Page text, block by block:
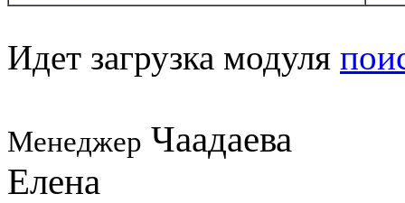
Идет загрузка модуля
Менеджер Чаадаева
Елена